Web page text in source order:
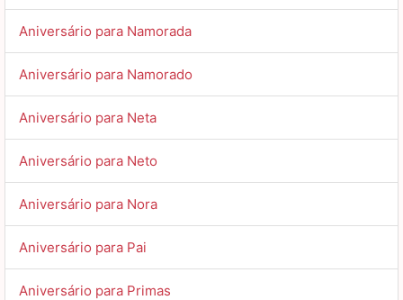
Aniversário para Namorada
Aniversário para Namorado
Aniversário para Neta
Aniversário para Neto
Aniversário para Nora
Aniversário para Pai
Aniversário para Primas